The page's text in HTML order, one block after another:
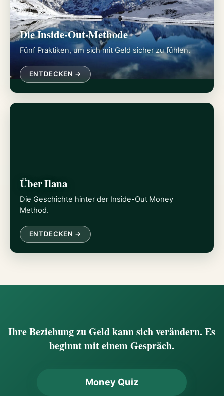
Die Inside-Out-Methode
Fünf Praktiken, um sich mit Geld sicher zu fühlen.
ENTDECKEN →
Über Ilana
Die Geschichte hinter der Inside-Out Money
Method.
ENTDECKEN →
Ihre Beziehung zu Geld kann sich verändern. Es
beginnt mit einem Gespräch.
Money Quiz